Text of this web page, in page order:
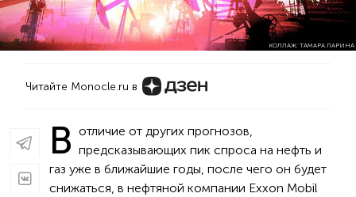
КОЛЛАЖ: ТАМАРА ЛАРИНА
Читайте Monocle.ru в
В отличие от других прогнозов,
предсказывающих пик спроса на нефть и
газ уже в ближайшие годы, после чего он будет
снижаться, в нефтяной компании Exxon Mobil